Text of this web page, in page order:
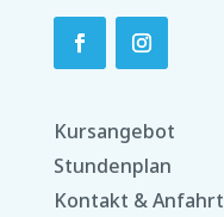
Kursangebot
Stundenplan
Kontakt & Anfahrt